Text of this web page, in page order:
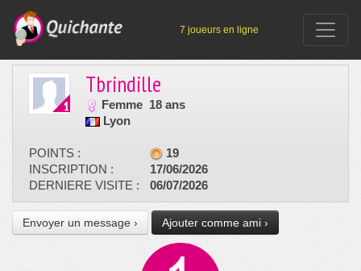
7 joueurs en ligne
Tbrindille
Femme 18 ans
Lyon
POINTS :
19
INSCRIPTION :
17/06/2026
DERNIERE VISITE :
06/07/2026
Envoyer un message › Ajouter comme ami ›